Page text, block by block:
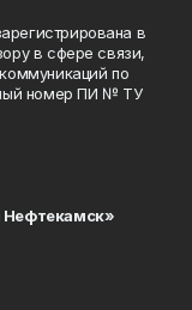
в
в сфере связи,
по
номер ПИ № ТУ
Нефтекамск»